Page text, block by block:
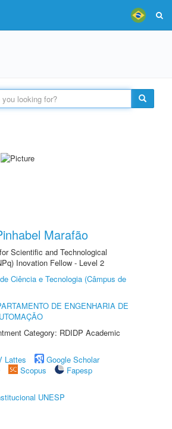
Marafão
Scientific and Technological
Inovation Fellow - Level 2
Ciência e Tecnologia (Câmpus de
DE ENGENHARIA DE
Category: RDIDP Academic
Lattes
Google Scholar
Scopus
Fapesp
UNESP